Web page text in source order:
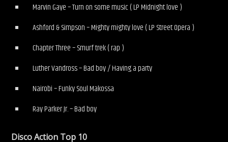
Marvin Gaye – Turn on some music ( LP Midnight love )
Ashford & Simpson – Mighty mighty love ( LP Street Opera )
Chapter Three – Smurf trek ( rap )
Luther Vandross – Bad boy / Having a party
Nairobi – Funky Soul Makossa
Ray Parker Jr. – Bad boy
Disco Action Top 10